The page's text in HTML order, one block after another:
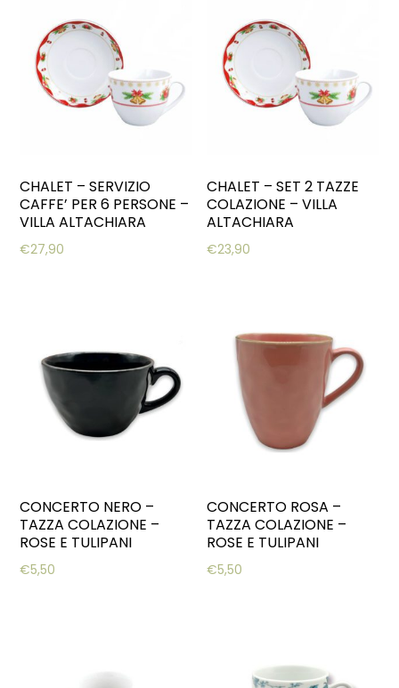
CHALET – SERVIZIO
CAFFE’ PER 6 PERSONE –
VILLA ALTACHIARA
€27,90
CHALET – SET 2 TAZZE
COLAZIONE – VILLA
ALTACHIARA
€23,90
CONCERTO NERO –
TAZZA COLAZIONE –
ROSE E TULIPANI
€5,50
CONCERTO ROSA –
TAZZA COLAZIONE –
ROSE E TULIPANI
€5,50